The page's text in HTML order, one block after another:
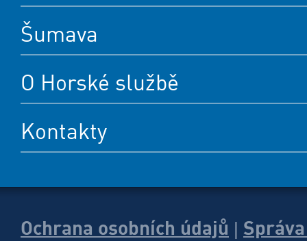
Šumava
O Horské službě
Kontakty
Ochrana osobních údajů